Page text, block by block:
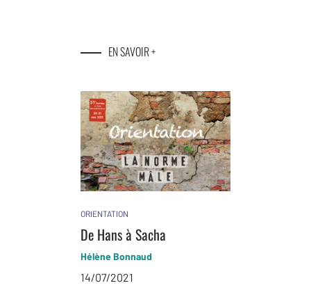
EN SAVOIR +
ORIENTATION
De Hans à Sacha
Hélène Bonnaud
14/07/2021